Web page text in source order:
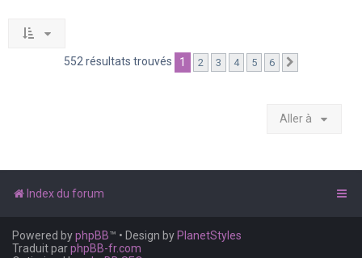
552 résultats trouvés 1 2 3 4 5 6
Aller à
Index du forum
Powered byphpBB™ • Design by PlanetStyles
Traduit parphpBB-fr.com